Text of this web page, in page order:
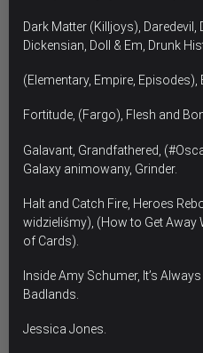
Dark Matter (Killjoys), Daredevil,
Dickensian, Doll & Em, Drunk
(Elementary, Empire, Episodes),
Fortitude, (Fargo), Flesh and
Galavant, Grandfathered,
Galaxy animowany, Grinder.
Halt and Catch Fire, Heroes
widzieliśmy), (How to Get
of Cards).
Inside Amy Schumer, It’s
Badlands.
Jessica Jones.